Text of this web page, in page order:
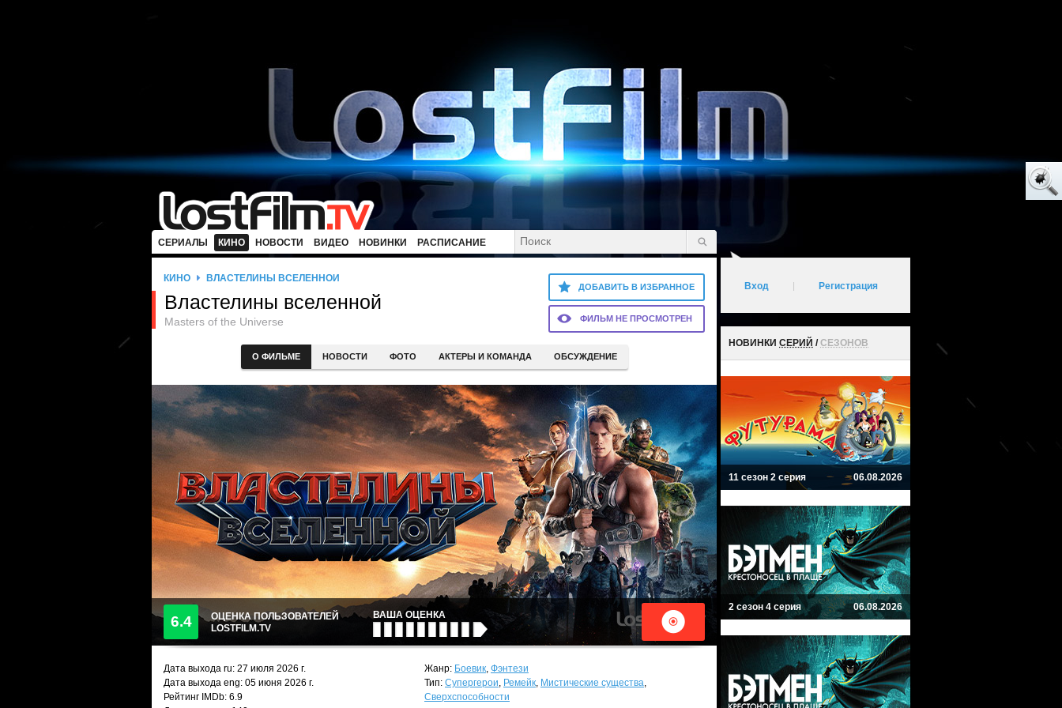
СЕРИАЛЫ КИНО НОВОСТИ ВИДЕО НОВИНКИ РАСПИСАНИЕ
ДОБАВИТЬ В ИЗБРАННОЕ
ФИЛЬМ НЕ ПРОСМОТРЕН
КИНО ВЛАСТЕЛИНЫ ВСЕЛЕННОЙ
Властелины вселенной
Masters of the Universe
О ФИЛЬМЕ НОВОСТИ ФОТО АКТЕРЫ И КОМАНДА ОБСУЖДЕНИЕ
6.4
ОЦЕНКА ПОЛЬЗОВАТЕЛЕЙ
LOSTFILM.TV
ВАША ОЦЕНКА
Дата выхода ru: 27 июля 2026 г.
Дата выхода eng: 05 июня 2026 г.
Рейтинг IMDb: 6.9
Жанр: Боевик, Фэнтези
Тип: Супергерои, Ремейк, Мистические существа,
Сверхспособности
Вход Регистрация
НОВИНКИ СЕРИЙ /СЕЗОНОВ
11 сезон 2 серия 06.08.2026
2 сезон 4 серия 06.08.2026